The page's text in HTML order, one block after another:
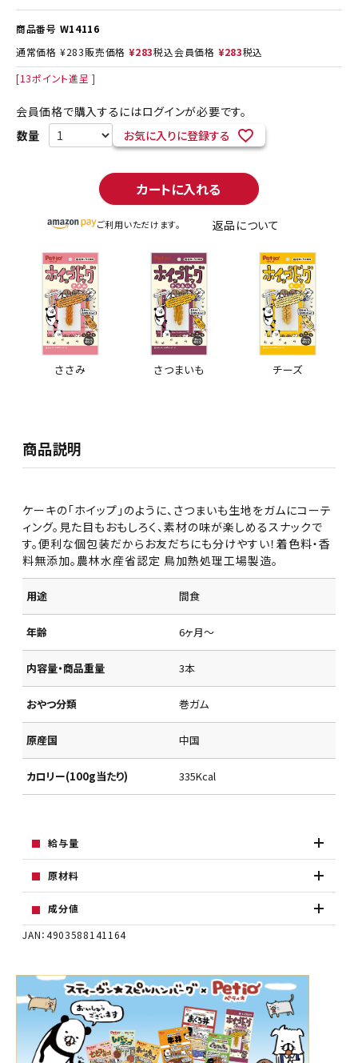
商品番号 W14116
通常価格 ¥283販売価格 ¥283税込会員価格 ¥283税込
[13ポイント進呈 ]
会員価格で購入するにはログインが必要です。
お気に入りに登録する
カートに入れる
ご利用いただけます。 返品について
ささみ さつまいも チーズ
商品説明
ケーキの「ホイップ」のように、さつまいも生地をガムにコーテ
ィング。見た目もおもしろく、素材の味が楽しめるスナックで
す。便利な個包装だからお友だちにも分けやすい！着色料・香
料無添加。農林水産省認定 鳥加熱処理工場製造。
用途 間食
年齢 6ヶ月～
内容量・商品重量 3本
おやつ分類 巻ガム
原産国 中国
カロリー(100g当たり) 335Kcal
給与量
原材料
成分値
JAN：4903588141164